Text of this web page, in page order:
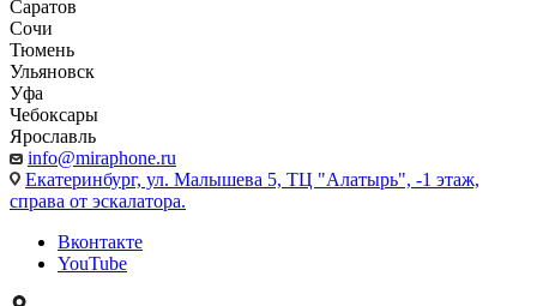
Саратов
Сочи
Тюмень
Ульяновск
Уфа
Чебоксары
Ярославль
info@miraphone.ru
Екатеринбург, ул. Малышева 5, ТЦ "Алатырь", -1 этаж,
справа от эскалатора.
Вконтакте
YouTube